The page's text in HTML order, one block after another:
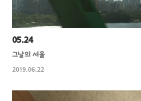
05.24
그날의 서울
2019.06.22